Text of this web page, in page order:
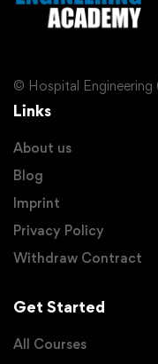
© Hospital
Links
About us
Blog
Imprint
Privacy Policy
Withdraw Contract
Get Started
All Courses